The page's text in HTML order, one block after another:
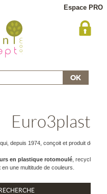
Espace PRO
Euro3plast
depuis 1974, conçoit et produit des
en plastique rotomoulé ,
une multitude de couleurs.